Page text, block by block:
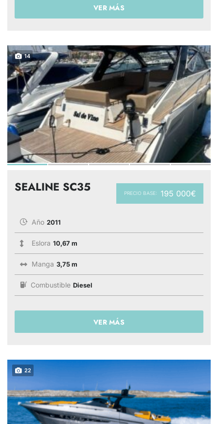
VER MÁS
14
PRECIO BASE: 195 000€
SEALINE SC35
Año 2011
Eslora 10,67 m
Manga 3,75 m
Combustible Diesel
VER MÁS
22